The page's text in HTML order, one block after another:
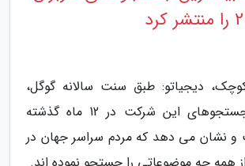
دیجیاتو: طبق سنت سالانه گوگل،
گزارش بهترین جستجوهای این شرکت در 12 ماه گذشته
نشان می دهد که مردم سراسر جهان در